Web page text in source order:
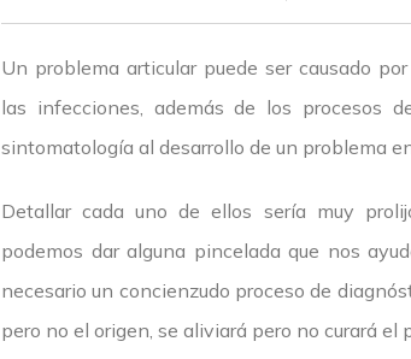
Un problema articular puede ser causado
las infecciones, además de los procesos
sintomatología al desarrollo de un problema
Detallar cada uno de ellos sería muy
podemos dar alguna pincelada que nos
necesario un concienzudo proceso de
pero no el origen, se aliviará pero no curará el